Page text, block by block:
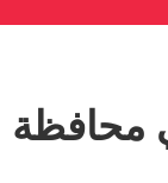
محافظة